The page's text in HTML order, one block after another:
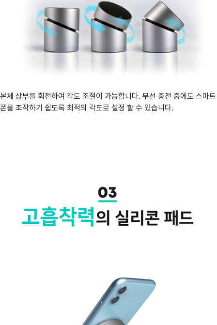
본체 상부를 회전하여 각도 조절이 가능합니다. 무선 충전 중에도 스마트
폰을 조작하기 쉽도록 최적의 각도로 설정 할 수 있습니다.